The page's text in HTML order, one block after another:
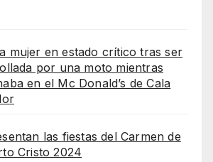
mujer en estado crítico tras ser
por una moto mientras
en el Mc Donald’s de Cala
las fiestas del Carmen de
Cristo 2024